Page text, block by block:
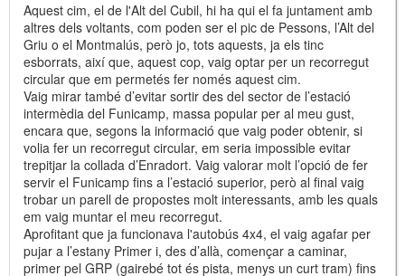
Aquest cim, el de l'Alt del Cubil, hi ha qui el fa juntament amb
altres dels voltants, com poden ser el pic de Pessons, l’Alt del
Griu o el Montmalús, però jo, tots aquests, ja els tinc
esborrats, així que, aquest cop, vaig optar per un recorregut
circular que em permetés fer només aquest cim.
Vaig mirar també d’evitar sortir des del sector de l’estació
intermèdia del Funicamp, massa popular per al meu gust,
encara que, segons la informació que vaig poder obtenir, si
volia fer un recorregut circular, em seria impossible evitar
trepitjar la collada d’Enradort. Vaig valorar molt l’opció de fer
servir el Funicamp fins a l’estació superior, però al final vaig
trobar un parell de propostes molt interessants, amb les quals
em vaig muntar el meu recorregut.
Aprofitant que ja funcionava l'autobús 4x4, el vaig agafar per
pujar a l’estany Primer i, des d’allà, començar a caminar,
primer pel GRP (gairebé tot és pista, menys un curt tram) fins